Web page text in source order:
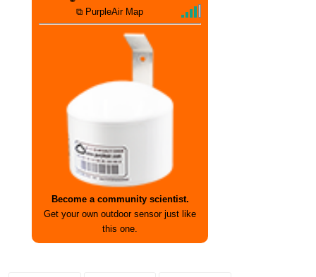
⧉ PurpleAir Map
Become a community scientist.
Get your own outdoor sensor just like
this one.